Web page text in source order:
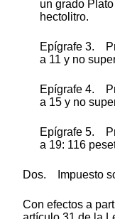
un grado
hectolitro.
Epígrafe 3.
a 11 y no
Epígrafe 4.
a 15 y no
Epígrafe 5.
a 19: 116
Dos. Impuesto
Con efectos a